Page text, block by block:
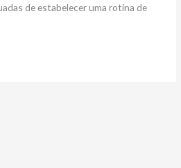
de estabelecer uma rotina de